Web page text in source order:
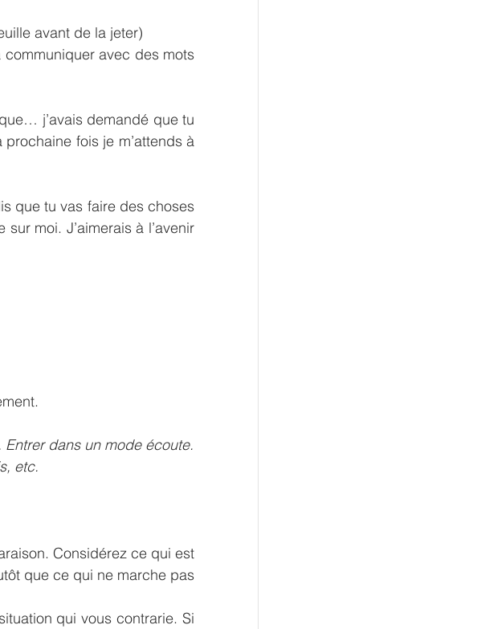
avant de la jeter)
communiquer avec des mots
j’avais demandé que tu
fois je m’attends à
que tu vas faire des choses
moi. J’aimerais à l’avenir
dans un mode écoute.
etc.
Considérez ce qui est
que ce qui ne marche pas
qui vous contrarie. Si